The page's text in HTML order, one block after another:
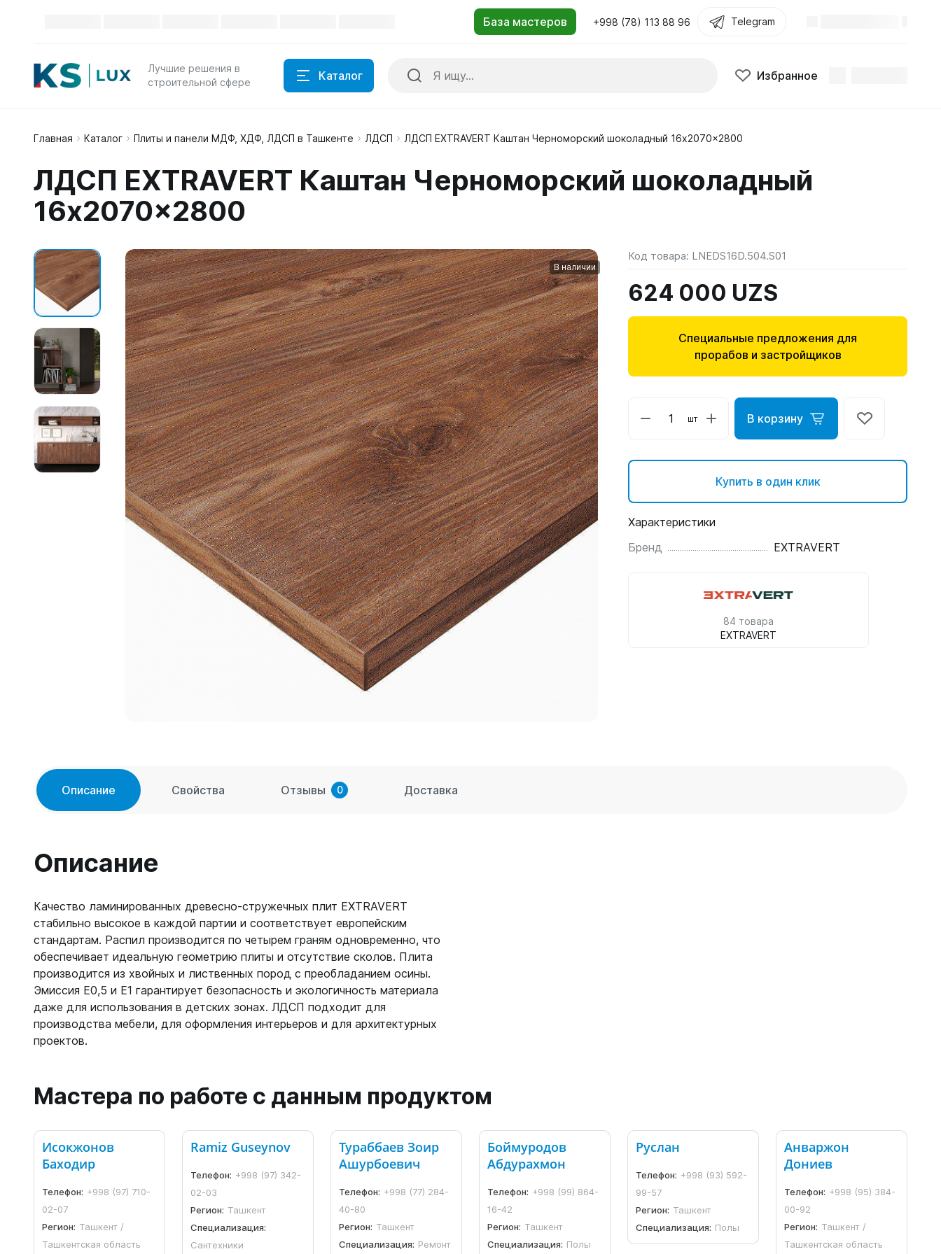
+998 (78) 113 88 96 Telegram
Лучшие решения в
строительной сфере
Каталог Избранное
Главная Каталог Плиты и панели МДФ, ХДФ, ЛДСП в Ташкенте ЛДСП ЛДСП EXTRAVERT Каштан Черноморский шоколадный 16x2070x2800
ЛДСП EXTRAVERT Каштан Черноморский шоколадный
16x2070x2800
В наличии
Код товара: LNEDS16D.504.S01
624 000 UZS
Специальные предложения для
прорабов и застройщиков
шт В корзину
Купить в один клик
Характеристики
Бренд
EXTRAVERT
84 товара
EXTRAVERT
Описание Свойства Отзывы 0 Доставка
Описание
Качество ламинированных древесно-стружечных плит EXTRAVERT
стабильно высокое в каждой партии и соответствует европейским
стандартам. Распил производится по четырем граням одновременно, что
обеспечивает идеальную геометрию плиты и отсутствие сколов. Плита
производится из хвойных и лиственных пород с преобладанием осины.
Эмиссия Е0,5 и Е1 гарантирует безопасность и экологичность материала
даже для использования в детских зонах. ЛДСП подходит для
производства мебели, для оформления интерьеров и для архитектурных
проектов.
Мастера по работе с данным продуктом
Исокжонов
Баходир
Телефон: +998 (97) 710-
02-07
Регион: Ташкент /
Ташкентская область
Ramiz Guseynov
Телефон: +998 (97) 342-
02-03
Регион: Ташкент
Специализация:
Сантехники
Тураббаев Зоир
Ашурбоевич
Телефон: +998 (77) 284-
40-80
Регион: Ташкент
Специализация: Ремонт
Боймуродов
Абдурахмон
Телефон: +998 (99) 864-
16-42
Регион: Ташкент
Специализация: Полы
Руслан
Телефон: +998 (93) 592-
99-57
Регион: Ташкент
Специализация: Полы
Анваржон
Дониев
Телефон: +998 (95) 384-
00-92
Регион: Ташкент /
Ташкентская область